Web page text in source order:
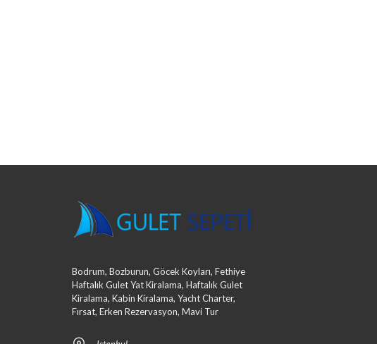
Bodrum, Bozburun, Göcek Koyları, Fethiye
Haftalık Gulet Yat Kiralama, Haftalık Gulet
Kiralama, Kabin Kiralama, Yacht Charter,
Fırsat, Erken Rezervasyon, Mavi Tur